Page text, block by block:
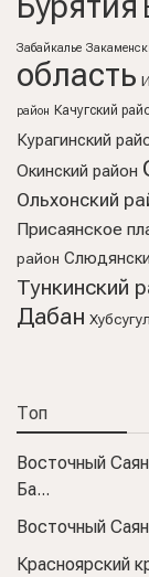
Забайкалье
область
район Качугский
Курагинский
Окинский район
Ольхонский
Присаянское
район
Тункинский
Дабан Хубсугул
Топ
Восточный
Ба...
Восточный
Красноярский